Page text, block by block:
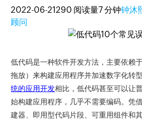
2022-06-21290 阅读量7 分钟钟沐
顾问
低代码是一种软件开发方法，主要依赖
拖放）来构建应用程序并加速数字化转
统的应用开发相比，低代码甚至可以让
始构建应用程序，几乎不需要编码。凭
建器、即用型代码片段、可重用组件和